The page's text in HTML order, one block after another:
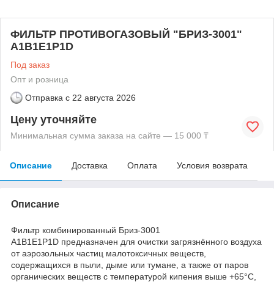
ФИЛЬТР ПРОТИВОГАЗОВЫЙ "БРИЗ-3001"
А1В1Е1Р1D
Под заказ
Опт и розница
Отправка с 22 августа 2026
Цену уточняйте
Минимальная сумма заказа на сайте — 15 000 ₸
Описание Доставка Оплата Условия возврата
Описание
Фильтр комбинированный Бриз-3001
А1В1Е1Р1D предназначен для очистки загрязнённого воздуха
от аэрозольных частиц малотоксичных веществ,
содержащихся в пыли, дыме или тумане, а также от паров
органических веществ с температурой кипения выше +65°С,